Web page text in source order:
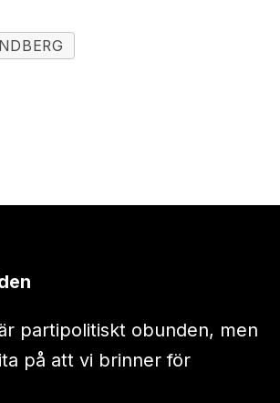
partipolitiskt obunden, men
på att vi brinner för